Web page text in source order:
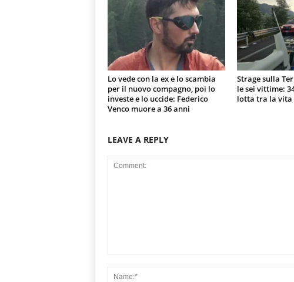
Lo vede con la ex e lo scambia
per il nuovo compagno, poi lo
investe e lo uccide: Federico
Venco muore a 36 anni
Strage sulla
le sei vittime:
lotta tra la vita
LEAVE A REPLY